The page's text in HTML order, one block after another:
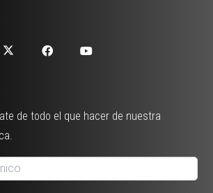
de todo el que hacer de nuestra